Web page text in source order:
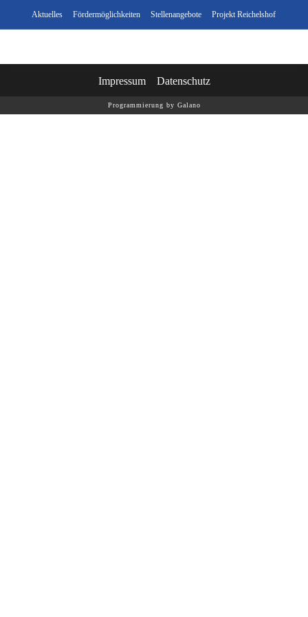
Aktuelles Fördermöglichkeiten Stellenangebote Projekt Reichelshof
Impressum Datenschutz
Programmierung by Galano